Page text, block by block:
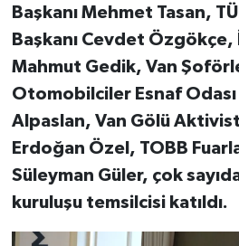
Başkanı Mehmet Tasan,
Başkanı Cevdet Özgökçe,
Mahmut Gedik, Van
Otomobilciler Esnaf Odası
Alpaslan, Van Gölü
Erdoğan Özel, TOBB
Süleyman Güler, çok
kuruluşu temsilcisi katıldı.